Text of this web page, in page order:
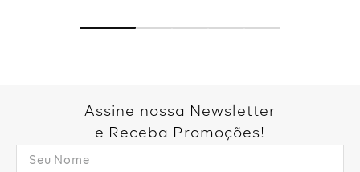
Assine nossa Newsletter
e Receba Promoções!